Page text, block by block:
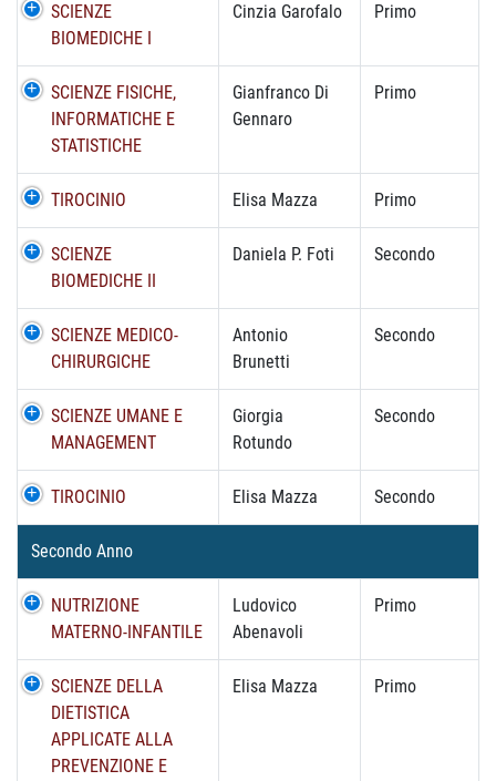
SCIENZE
BIOMEDICHE I
Cinzia Garofalo Primo
SCIENZE FISICHE,
INFORMATICHE E
STATISTICHE
Gianfranco Di
Gennaro
Primo
TIROCINIO Elisa Mazza Primo
SCIENZE
BIOMEDICHE II
Daniela P. Foti Secondo
SCIENZE MEDICO-
CHIRURGICHE
Antonio
Brunetti
Secondo
SCIENZE UMANE E
MANAGEMENT
Giorgia
Rotundo
Secondo
TIROCINIO Elisa Mazza Secondo
Secondo Anno
NUTRIZIONE
MATERNO-INFANTILE
Ludovico
Abenavoli
Primo
SCIENZE DELLA
DIETISTICA
APPLICATE ALLA
PREVENZIONE E
Elisa Mazza Primo